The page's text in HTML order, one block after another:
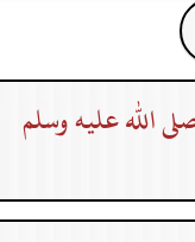
الله عليه وسلم